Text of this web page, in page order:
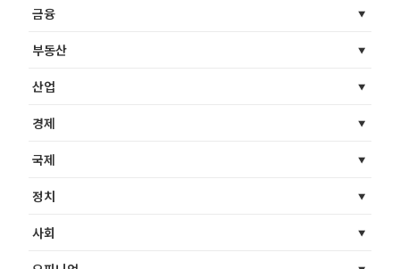
금융
부동산
산업
경제
국제
정치
사회